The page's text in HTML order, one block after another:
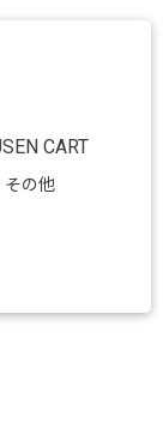
その他